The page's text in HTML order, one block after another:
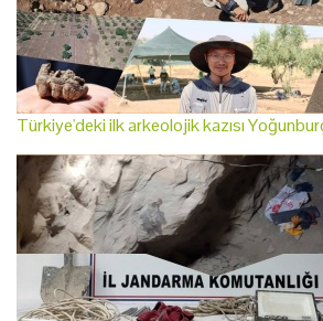
Türkiye'deki ilk arkeolojik kazısı